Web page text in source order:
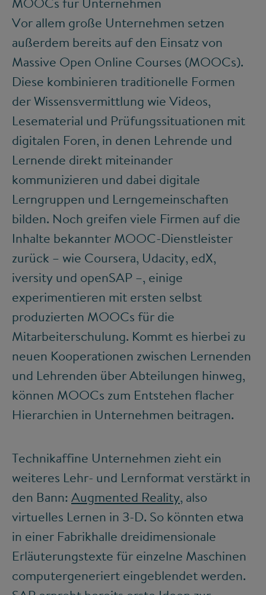
Vor allem große Unternehmen setzen
außerdem bereits auf den Einsatz von
Massive Open Online Courses (MOOCs).
Diese kombinieren traditionelle Formen
der Wissensvermittlung wie Videos,
Lesematerial und Prüfungssituationen mit
digitalen Foren, in denen Lehrende und
Lernende direkt miteinander
kommunizieren und dabei digitale
Lerngruppen und Lerngemeinschaften
bilden. Noch greifen viele Firmen auf die
Inhalte bekannter MOOC-Dienstleister
zurück – wie Coursera, Udacity, edX,
iversity und openSAP –, einige
experimentieren mit ersten selbst
produzierten MOOCs für die
Mitarbeiterschulung. Kommt es hierbei zu
neuen Kooperationen zwischen Lernenden
und Lehrenden über Abteilungen hinweg,
können MOOCs zum Entstehen flacher
Hierarchien in Unternehmen beitragen.
Technikaffine Unternehmen zieht ein
weiteres Lehr- und Lernformat verstärkt in
den Bann: Augmented Reality, also
virtuelles Lernen in 3-D. So könnten etwa
in einer Fabrikhalle dreidimensionale
Erläuterungstexte für einzelne Maschinen
computergeneriert eingeblendet werden.